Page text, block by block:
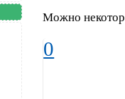
Можно
0